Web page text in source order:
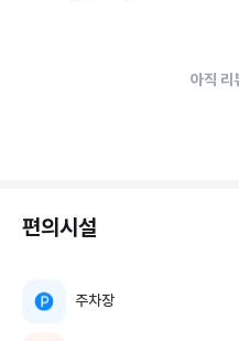
아직 리
편의시설
주차장